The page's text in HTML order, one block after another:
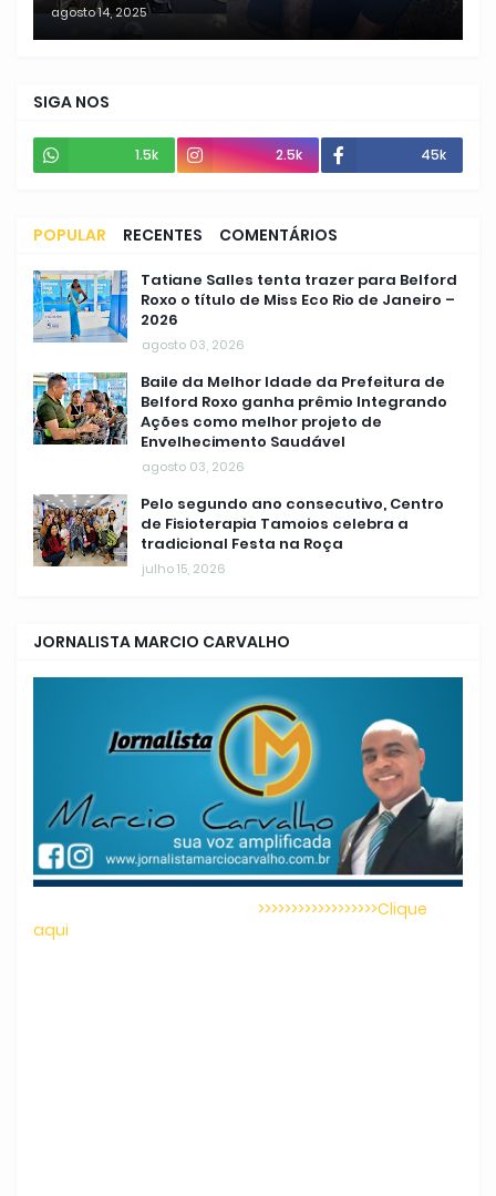
agosto 14, 2025
SIGA NOS
1.5k 2.5k 45k
POPULAR RECENTES COMENTÁRIOS
Tatiane Salles tenta trazer para Belford
Roxo o título de Miss Eco Rio de Janeiro –
2026
agosto 03, 2026
Baile da Melhor Idade da Prefeitura de
Belford Roxo ganha prêmio Integrando
Ações como melhor projeto de
Envelhecimento Saudável
agosto 03, 2026
Pelo segundo ano consecutivo, Centro
de Fisioterapia Tamoios celebra a
tradicional Festa na Roça
julho 15, 2026
JORNALISTA MARCIO CARVALHO
>>>>>>>>>>>>>>>>>>Clique
aqui